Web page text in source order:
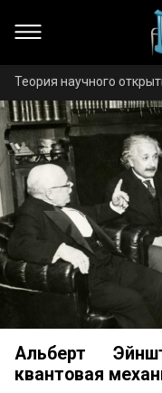
Теория научного
Альберт
квантовая